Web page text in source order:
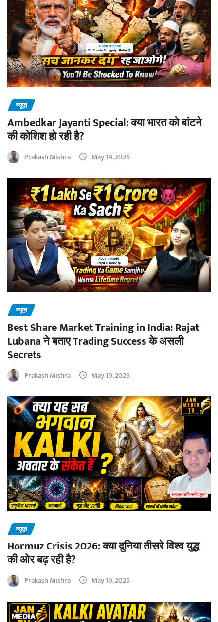
न्यूज़
Ambedkar Jayanti Special: क्या भारत को बांटने
की कोशिश हो रही है?
Prakash Mishra May 19, 2026
न्यूज़
Best Share Market Training in India: Rajat
Lubana ने बताए Trading Success के असली
Secrets
Prakash Mishra May 19, 2026
न्यूज़
Hormuz Crisis 2026: क्या दुनिया तीसरे विश्व युद्ध
की ओर बढ़ रही है?
Prakash Mishra May 19, 2026